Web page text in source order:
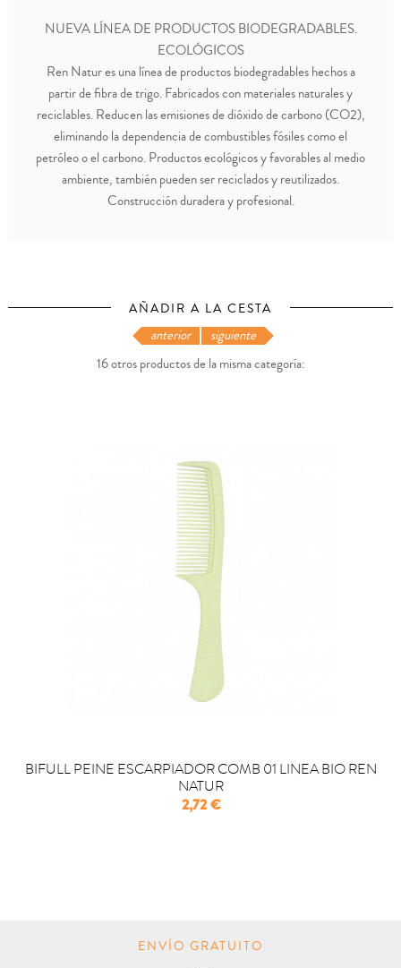
NUEVA LÍNEA DE PRODUCTOS BIODEGRADABLES.
ECOLÓGICOS
Ren Natur es una línea de productos biodegradables hechos a
partir de fibra de trigo. Fabricados con materiales naturales y
reciclables. Reducen las emisiones de dióxido de carbono (CO2),
eliminando la dependencia de combustibles fósiles como el
petróleo o el carbono. Productos ecológicos y favorables al medio
ambiente, también pueden ser reciclados y reutilizados.
Construcción duradera y profesional.
AÑADIR A LA CESTA
16 otros productos de la misma categoría:
BIFULL PEINE ESCARPIADOR COMB 01 LINEA BIO REN
NATUR
Precio
2,72 €
anterior siguiente
ENVÍO GRATUITO